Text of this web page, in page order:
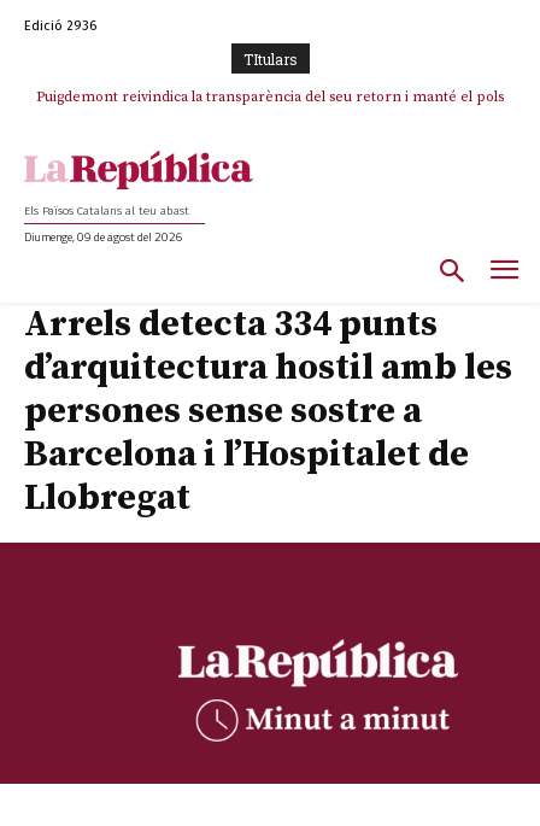
Edició 2936
TItulars
Puigdemont reivindica la transparència del seu retorn i manté el pols
Els Països Catalans al teu abast
Diumenge, 09 de agost del 2026
Arrels detecta 334 punts
d’arquitectura hostil amb les
persones sense sostre a
Barcelona i l’Hospitalet de
Llobregat